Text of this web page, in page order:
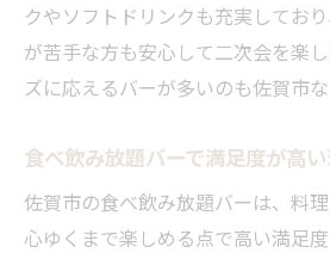
クやソフトドリンクも充実してお
が苦手な方も安心して二次会を楽
ズに応えるバーが多いのも佐賀市な
食べ飲み放題バーで満足度が高
佐賀市の食べ飲み放題バーは、料
心ゆくまで楽しめる点で高い満足